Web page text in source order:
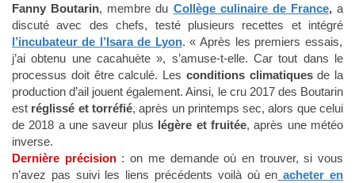
Fanny Boutarin, membre du Collège culinaire de France,a
discuté avec des chefs, testé plusieurs recettes et intégré
l’incubateur de l’Isara de Lyon. « Après les premiers essais,
j’ai obtenu une cacahuète », s’amuse-t-elle. Car tout dans le
processus doit être calculé. Les conditions climatiquesde la
production d’ail jouent également. Ainsi, le cru 2017 des Boutarin
est réglissé et torréfié, après un printemps sec, alors que celui
de 2018 a une saveur plus légère et fruitée, après une météo
inverse.
Dernière précision : on me demande où en trouver, si vous
n’avez pas suivi les liens précédents voilà où en acheter en